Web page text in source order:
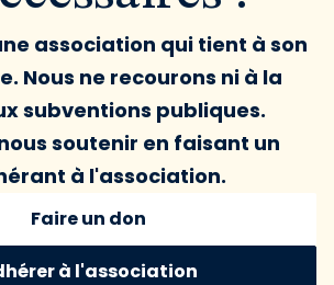
association qui tient à son
Nous ne recourons ni à la
subventions publiques.
soutenir en faisant un
à l'association.
Faire un don
à l'association